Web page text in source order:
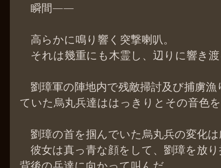
瞬間――
高らかに鳴り響く突撃喇叭。
それは幾重にも木霊し、辺りに響き
劉璋軍の陣地内で残敵掃討及び捕虜
ていた烏丸兵達ははっきりとその音色
劉璋の首を掴んでいた烏丸兵の変化
彼女は真っ青な顔をして、劉璋を放